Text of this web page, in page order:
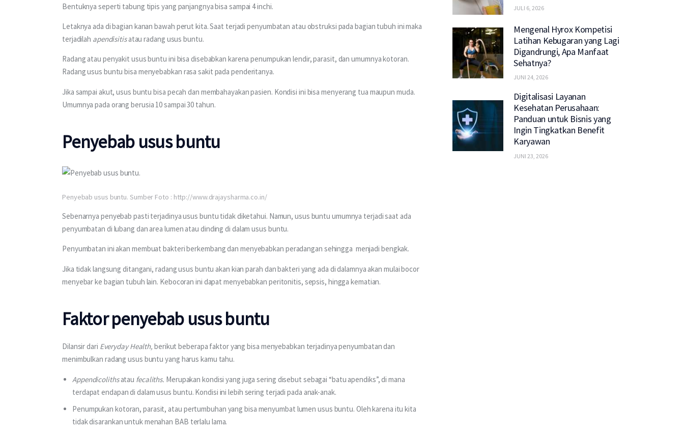
Bentuknya seperti tabung tipis yang panjangnya bisa sampai 4 inchi.
Letaknya ada di bagian kanan bawah perut kita. Saat terjadi penyumbatan atau obstruksi pada bagian tubuh ini maka
terjadilah apendisitis atau radang usus buntu.
Radang atau penyakit usus buntu ini bisa disebabkan karena penumpukan lendir, parasit, dan umumnya kotoran.
Radang usus buntu bisa menyebabkan rasa sakit pada penderitanya.
Jika sampai akut, usus buntu bisa pecah dan membahayakan pasien. Kondisi ini bisa menyerang tua maupun muda.
Umumnya pada orang berusia 10 sampai 30 tahun.
Penyebab usus buntu
Penyebab usus buntu. Sumber Foto : http://www.drajaysharma.co.in/
Sebenarnya penyebab pasti terjadinya usus buntu tidak diketahui. Namun, usus buntu umumnya terjadi saat ada
penyumbatan di lubang dan area lumen atau dinding di dalam usus buntu.
Penyumbatan ini akan membuat bakteri berkembang dan menyebabkan peradangan sehingga  menjadi bengkak.
Jika tidak langsung ditangani, radang usus buntu akan kian parah dan bakteri yang ada di dalamnya akan mulai bocor
menyebar ke bagian tubuh lain. Kebocoran ini dapat menyebabkan peritonitis, sepsis, hingga kematian.
Faktor penyebab usus buntu
Dilansir dari Everyday Health, berikut beberapa faktor yang bisa menyebabkan terjadinya penyumbatan dan
menimbulkan radang usus buntu yang harus kamu tahu.
Appendicolithsatau fecaliths. Merupakan kondisi yang juga sering disebut sebagai “batu apendiks”, di mana
terdapat endapan di dalam usus buntu. Kondisi ini lebih sering terjadi pada anak-anak.
Penumpukan kotoran, parasit, atau pertumbuhan yang bisa menyumbat lumen usus buntu. Oleh karena itu kita
tidak disarankan untuk menahan BAB terlalu lama.
JULI 6, 2026
Mengenal Hyrox Kompetisi
Latihan Kebugaran yang Lagi
Digandrungi, Apa Manfaat
Sehatnya?
JUNI 24, 2026
Digitalisasi Layanan
Kesehatan Perusahaan:
Panduan untuk Bisnis yang
Ingin Tingkatkan Benefit
Karyawan
JUNI 23, 2026